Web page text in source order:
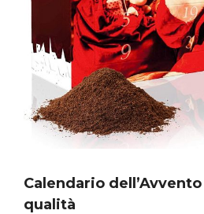
Calendario
qualità